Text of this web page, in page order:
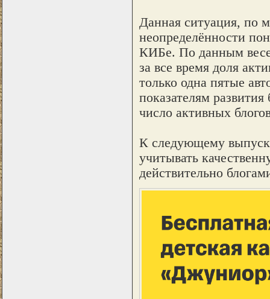
Данная ситуация, по
неопределённости
КИБе. По данным
за все время доля
только одна пятые
показателям
число активных
К следующему
учитывать
действительно